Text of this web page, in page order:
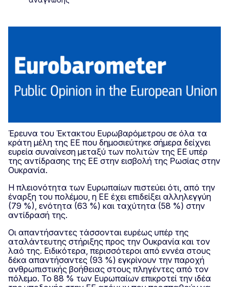
Έρευνα του Έκτακτου Ευρωβαρόμετρου σε όλα τα
κράτη μέλη της ΕΕ που δημοσιεύτηκε σήμερα δείχνει
ευρεία συναίνεση μεταξύ των πολιτών της ΕΕ υπέρ
της αντίδρασης της ΕΕ στην εισβολή της Ρωσίας στην
Ουκρανία.
Η πλειονότητα των Ευρωπαίων πιστεύει ότι, από την
έναρξη του πολέμου, η ΕΕ έχει επιδείξει αλληλεγγύη
(79 %), ενότητα (63 %) και ταχύτητα (58 %) στην
αντίδρασή της.
Οι απαντήσαντες τάσσονται ευρέως υπέρ της
αταλάντευτης στήριξης προς την Ουκρανία και τον
λαό της. Ειδικότερα, περισσότεροι από εννέα στους
δέκα απαντήσαντες (93 %) εγκρίνουν την παροχή
ανθρωπιστικής βοήθειας στους πληγέντες από τον
πόλεμο. Το 88 % των Ευρωπαίων επικροτεί την ιδέα